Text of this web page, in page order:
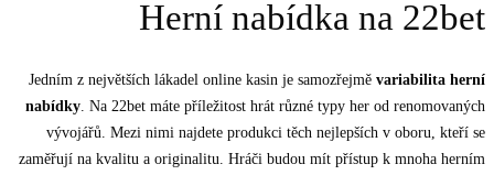
Herní nabídka na 22bet
Jedním z největších lákadel online kasin je samozřejmě variabilita herní
nabídky. Na 22bet máte příležitost hrát různé typy her od renomovaných
vývojářů. Mezi nimi najdete produkci těch nejlepších v oboru, kteří se
zaměřují na kvalitu a originalitu. Hráči budou mít přístup k mnoha herním